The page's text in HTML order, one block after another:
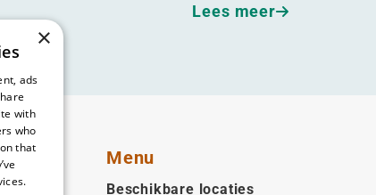
Lees meer
Menu
Beschikbare locaties
×
ads
with
who
that